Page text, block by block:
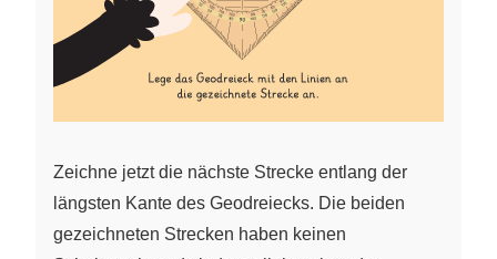
Zeichne jetzt die nächste Strecke entlang der
längsten Kante des Geodreiecks. Die beiden
gezeichneten Strecken haben keinen